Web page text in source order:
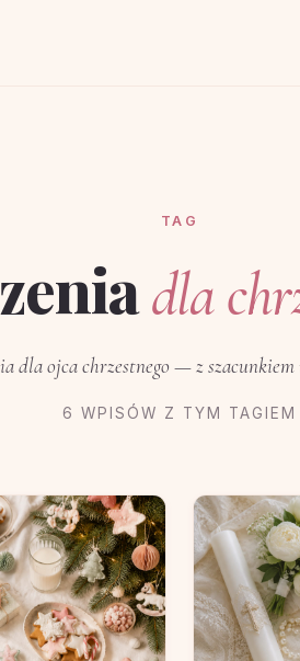
TAG
dla
dla ojca chrzestnego — z szacunkiem
6 WPISÓW Z TYM TAGIEM